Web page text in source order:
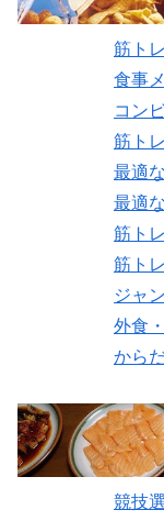
筋ト
食事
コン
筋ト
最適
最適
筋ト
筋ト
ジャ
外食
から
競技